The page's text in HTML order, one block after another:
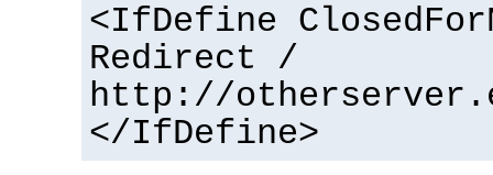
<IfDefine
Redirect /
http://
</IfDefine>